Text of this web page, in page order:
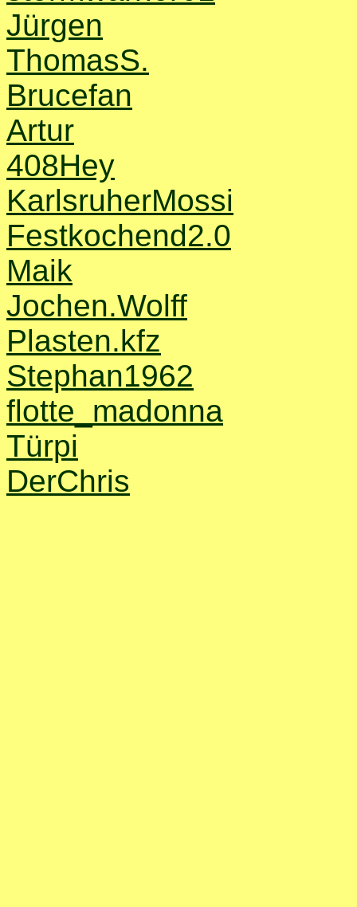
Jürgen
ThomasS.
Brucefan
Artur
408Hey
KarlsruherMossi
Festkochend2.0
Maik
Jochen.Wolff
Plasten.kfz
Stephan1962
flotte_madonna
Türpi
DerChris